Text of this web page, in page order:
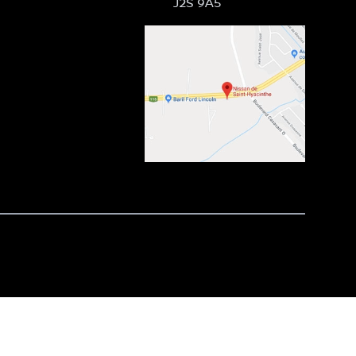
J2S 9A5